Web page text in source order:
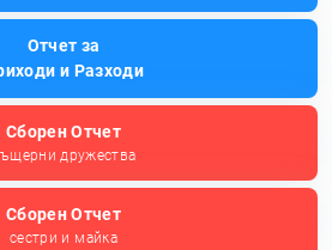
Отчет за
и Разходи
Сборен Отчет
дружества
Сборен Отчет
сестри и майка